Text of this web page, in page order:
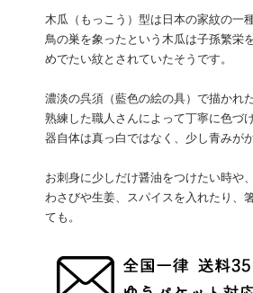
木瓜（もっこう）型は日本の家紋の一種
鳥の巣を象ったという木瓜は子孫繁栄
めでたい紋とされていたそうです。
濃淡の呉須（藍色の絵の具）で描かれ
熟練した職人さんによって丁寧に色づ
器自体は真っ白ではなく、少し青みが
お刺身に少しだけ醤油をつけたい時や、
わさびや生姜、スパイスを入れたり、
ても。